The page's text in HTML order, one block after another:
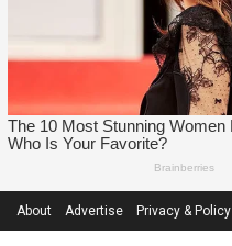
About Advertise Privacy & Policy